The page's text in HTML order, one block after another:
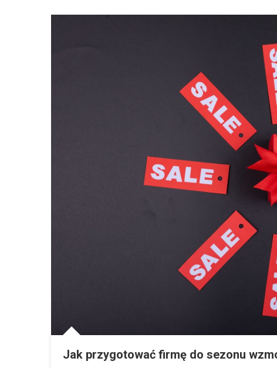
Jak przygotować firmę do sezonu